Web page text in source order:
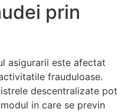
prin
asigurarii este afectat
frauduloase.
descentralizate pot
in care se previn